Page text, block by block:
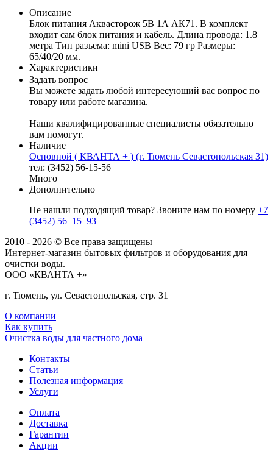
Описание
Блок питания Аквасторож 5В 1А АК71. В комплект
входит сам блок питания и кабель. Длина провода: 1.8
метра Тип разъема: mini USB Вес: 79 гр Размеры:
65/40/20 мм.
Характеристики
Задать вопрос
Вы можете задать любой интересующий вас вопрос по
товару или работе магазина.
Наши квалифицированные специалисты обязательно
вам помогут.
Наличие
Основной ( КВАНТА + ) (г. Тюмень Севастопольская 31)
тел: (3452) 56-15-56
Много
Дополнительно
Не нашли подходящий товар? Звоните нам по номеру +7
(3452) 56‒15‒93
2010 - 2026 © Все права защищены
Интернет-магазин бытовых фильтров и оборудования для
очистки воды.
ООО «КВАНТА +»
г. Тюмень, ул. Севастопольская, стр. 31
О компании
Как купить
Очистка воды для частного дома
Контакты
Статьи
Полезная информация
Услуги
Оплата
Доставка
Гарантии
Акции